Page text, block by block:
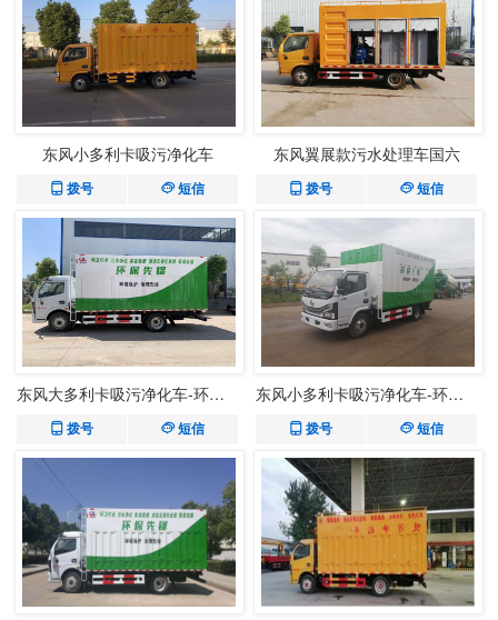
东风小多利卡吸污净化车
拨号 短信
东风翼展款污水处理车国六
拨号 短信
东风大多利卡吸污净化车-环保绿
拨号 短信
东风小多利卡吸污净化车-环保绿
拨号 短信